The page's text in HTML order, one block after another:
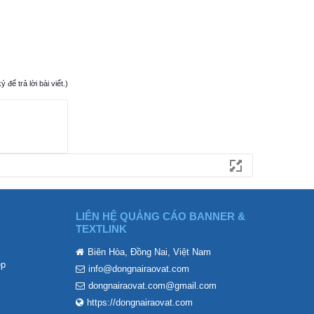
để trả lời bài viết.)
LIÊN HỆ QUẢNG CÁO BANNER &
TEXTLINK
Biên Hòa, Đồng Nai, Việt Nam
info@dongnairaovat.com
dongnairaovat.com@gmail.com
https://dongnairaovat.com